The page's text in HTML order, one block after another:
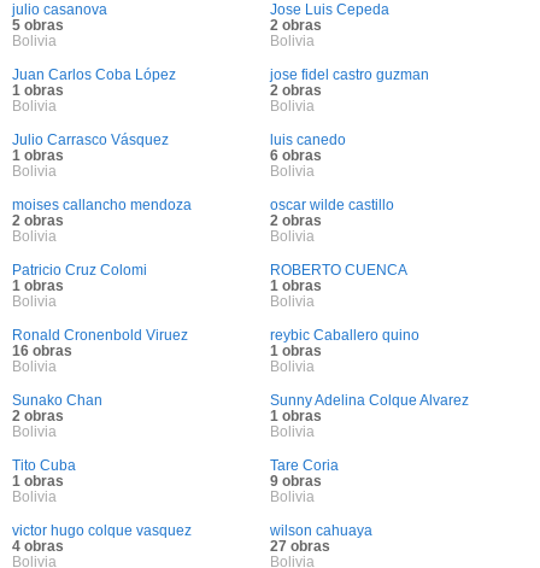
julio casanova
5 obras
Bolivia
Jose Luis Cepeda
2 obras
Bolivia
Juan Carlos Coba López
1 obras
Bolivia
jose fidel castro guzman
2 obras
Bolivia
Julio Carrasco Vásquez
1 obras
Bolivia
luis canedo
6 obras
Bolivia
moises callancho mendoza
2 obras
Bolivia
oscar wilde castillo
2 obras
Bolivia
Patricio Cruz Colomi
1 obras
Bolivia
ROBERTO CUENCA
1 obras
Bolivia
Ronald Cronenbold Viruez
16 obras
Bolivia
reybic Caballero quino
1 obras
Bolivia
Sunako Chan
2 obras
Bolivia
Sunny Adelina Colque Alvarez
1 obras
Bolivia
Tito Cuba
1 obras
Bolivia
Tare Coria
9 obras
Bolivia
victor hugo colque vasquez
4 obras
Bolivia
wilson cahuaya
27 obras
Bolivia